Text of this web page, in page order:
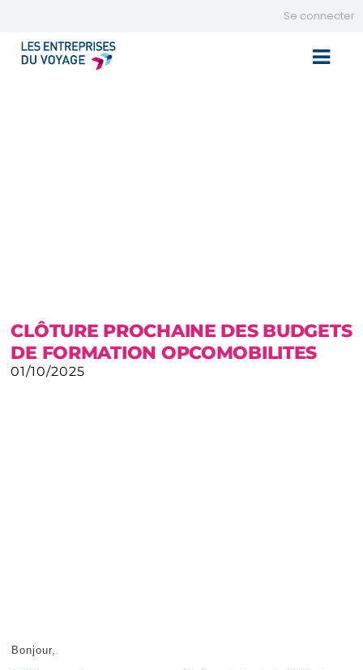
Se connecter
CLÔTURE PROCHAINE DES BUDGETS
DE FORMATION OPCOMOBILITES
01/10/2025
Bonjour,